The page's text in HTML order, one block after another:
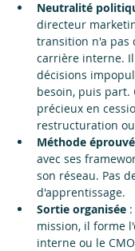
Neutralité
directeur
transition n'a pas
carrière interne.
décisions
besoin, puis part.
précieux en
restructuration
Méthode
avec ses
son réseau. Pas
d'apprentissage.
Sortie organisée
mission, il forme
interne ou le